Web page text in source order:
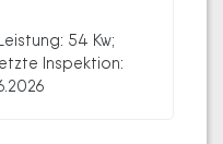
54 Kw;
Inspektion: